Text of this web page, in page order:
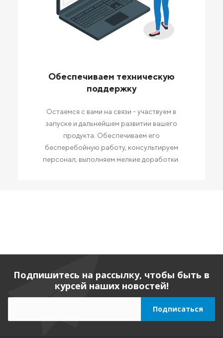
Обеспечиваем техническую
поддержку
Остаемся с вами на связи - участвуем в
запуске и дальнейшем развитии вашего
продукта. Обеспечиваем его
бесперебойную работу, консультируем
персонал, выполняем мелкие доработки.
Подпишитесь на рассылку, чтобы быть в
курсей наших новостей!